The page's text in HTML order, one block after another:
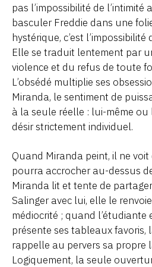
pas l’impossibilité de l’intimité
basculer Freddie dans une
hystérique, c’est
Elle se traduit lentement par
violence et du refus de toute
L’obsédé multiplie ses
Miranda, le sentiment de
à la seule réelle : lui-même ou
désir strictement individuel.
Quand Miranda peint, il ne
pourra accrocher au-dessus
Miranda lit et tente de
Salinger avec lui, elle le
médiocrité ; quand l’étudiante
présente ses tableaux favoris,
rappelle au pervers sa propre
Logiquement, la seule